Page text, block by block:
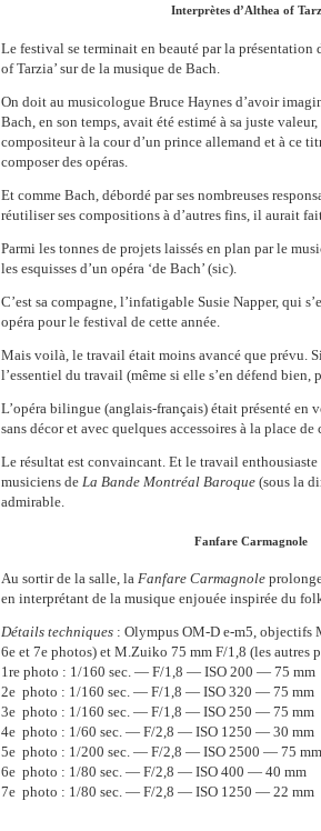
Interprètes d’Althea of
Le festival se terminait en beauté par la présentation
of Tarzia’ sur de la musique de Bach.
On doit au musicologue Bruce Haynes d’avoir
Bach, en son temps, avait été estimé à sa juste
compositeur à la cour d’un prince allemand et à ce
composer des opéras.
Et comme Bach, débordé par ses nombreuses
réutiliser ses compositions à d’autres fins, il aurait
Parmi les tonnes de projets laissés en plan par le
les esquisses d’un opéra ‘de Bach’ (sic).
C’est sa compagne, l’infatigable Susie Napper, qui
opéra pour le festival de cette année.
Mais voilà, le travail était moins avancé que prévu.
l’essentiel du travail (même si elle s’en défend bien,
L’opéra bilingue (anglais-français) était présenté en
sans décor et avec quelques accessoires à la place de
Le résultat est convaincant. Et le travail enthousiaste
musiciens de La Bande Montréal Baroque (sous la
admirable.
Fanfare Carmagnole
Au sortir de la salle, la Fanfare Carmagnole
en interprétant de la musique enjouée inspirée du
Détails techniques : Olympus OM-D e-m5, objectifs
6e et 7e photos) et M.Zuiko 75 mm F/1,8 (les autres
1re photo : 1/160 sec. — F/1,8 — ISO 200 — 75 mm
2e photo : 1/160 sec. — F/1,8 — ISO 320 — 75 mm
3e photo : 1/160 sec. — F/1,8 — ISO 250 — 75 mm
4e photo : 1/60 sec. — F/2,8 — ISO 1250 — 30 mm
5e photo : 1/200 sec. — F/2,8 — ISO 2500 — 75 mm
6e photo : 1/80 sec. — F/2,8 — ISO 400 — 40 mm
7e photo : 1/80 sec. — F/2,8 — ISO 1250 — 22 mm